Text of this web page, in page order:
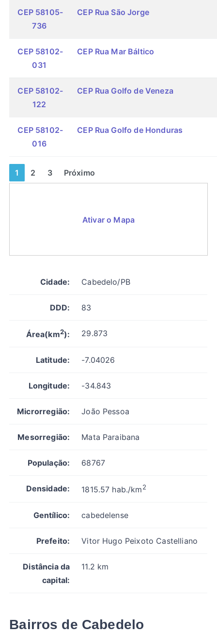
CEP 58105-
736
CEP Rua São Jorge
CEP 58102-
031
CEP Rua Mar Báltico
CEP 58102-
122
CEP Rua Golfo de Veneza
CEP 58102-
016
CEP Rua Golfo de Honduras
1 2 3 Próximo
Ativar o Mapa
Cidade: Cabedelo/PB
DDD: 83
Área(km2): 29.873
Latitude: -7.04026
Longitude: -34.843
Microrregião: João Pessoa
Mesorregião: Mata Paraibana
População: 68767
Densidade: 1815.57 hab./km2
Gentílico: cabedelense
Prefeito: Vitor Hugo Peixoto Castelliano
Distância da
capital:
11.2 km
Bairros de Cabedelo